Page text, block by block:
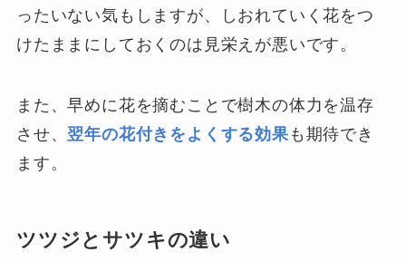
ったいない気もしますが、しおれていく花をつ
けたままにしておくのは見栄えが悪いです。
また、早めに花を摘むことで樹木の体力を温存
させ、 翌年の花付きをよくする効果 も期待でき
ます。
ツツジとサツキの違い